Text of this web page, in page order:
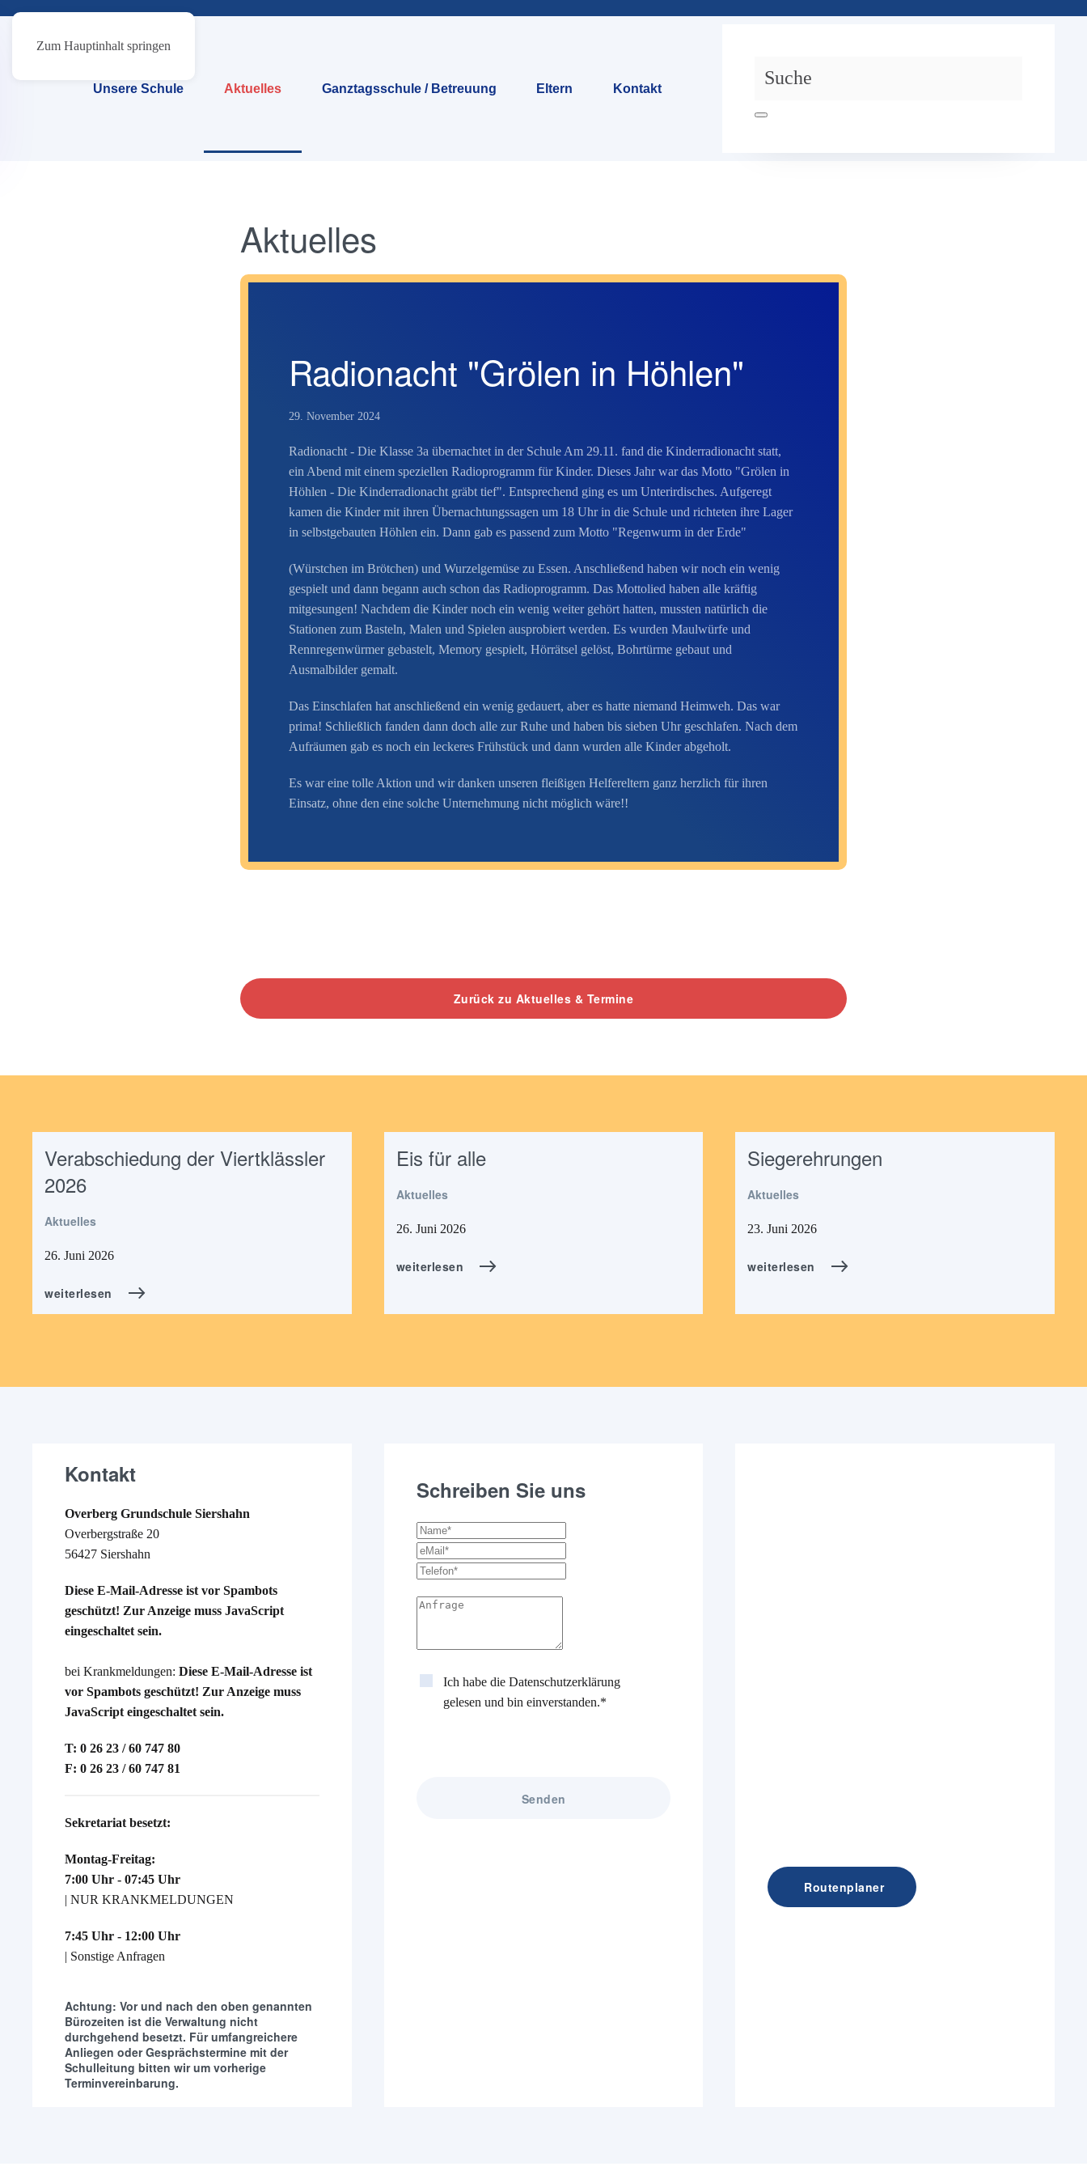
Zum Hauptinhalt springen
Unsere Schule Aktuelles Ganztagsschule / Betreuung Eltern Kontakt
Aktuelles
Radionacht "Grölen in Höhlen"
29. November 2024
Radionacht - Die Klasse 3a übernachtet in der Schule Am 29.11. fand die Kinderradionacht statt,
ein Abend mit einem speziellen Radioprogramm für Kinder. Dieses Jahr war das Motto "Grölen in
Höhlen - Die Kinderradionacht gräbt tief". Entsprechend ging es um Unterirdisches. Aufgeregt
kamen die Kinder mit ihren Übernachtungssagen um 18 Uhr in die Schule und richteten ihre Lager
in selbstgebauten Höhlen ein. Dann gab es passend zum Motto "Regenwurm in der Erde"
(Würstchen im Brötchen) und Wurzelgemüse zu Essen. Anschließend haben wir noch ein wenig
gespielt und dann begann auch schon das Radioprogramm. Das Mottolied haben alle kräftig
mitgesungen! Nachdem die Kinder noch ein wenig weiter gehört hatten, mussten natürlich die
Stationen zum Basteln, Malen und Spielen ausprobiert werden. Es wurden Maulwürfe und
Rennregenwürmer gebastelt, Memory gespielt, Hörrätsel gelöst, Bohrtürme gebaut und
Ausmalbilder gemalt.
Das Einschlafen hat anschließend ein wenig gedauert, aber es hatte niemand Heimweh. Das war
prima! Schließlich fanden dann doch alle zur Ruhe und haben bis sieben Uhr geschlafen. Nach dem
Aufräumen gab es noch ein leckeres Frühstück und dann wurden alle Kinder abgeholt.
Es war eine tolle Aktion und wir danken unseren fleißigen Helfereltern ganz herzlich für ihren
Einsatz, ohne den eine solche Unternehmung nicht möglich wäre!!
Zurück zu Aktuelles & Termine
Verabschiedung der Viertklässler
2026
Aktuelles
26. Juni 2026
weiterlesen
Eis für alle
Aktuelles
26. Juni 2026
weiterlesen
Siegerehrungen
Aktuelles
23. Juni 2026
weiterlesen
Kontakt
Overberg Grundschule Siershahn
Overbergstraße 20
56427 Siershahn
Diese E-Mail-Adresse ist vor Spambots
geschützt! Zur Anzeige muss JavaScript
eingeschaltet sein.
bei Krankmeldungen: Diese E-Mail-Adresse ist
vor Spambots geschützt! Zur Anzeige muss
JavaScript eingeschaltet sein.
T: 0 26 23 / 60 747 80
F: 0 26 23 / 60 747 81
Sekretariat besetzt:
Montag-Freitag:
7:00 Uhr - 07:45 Uhr
| NUR KRANKMELDUNGEN
7:45 Uhr - 12:00 Uhr
| Sonstige Anfragen
Achtung: Vor und nach den oben genannten
Bürozeiten ist die Verwaltung nicht
durchgehend besetzt. Für umfangreichere
Anliegen oder Gesprächstermine mit der
Schulleitung bitten wir um vorherige
Terminvereinbarung.
Schreiben Sie uns
Ich habe die Datenschutzerklärung
gelesen und bin einverstanden.*
Senden
Routenplaner